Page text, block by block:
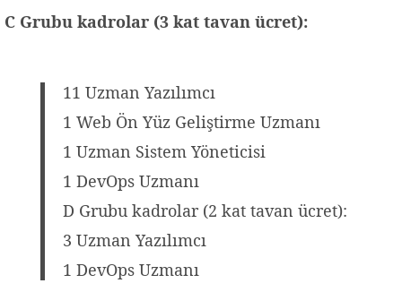
C Grubu kadrolar (3 kat tavan ücret):
11 Uzman Yazılımcı
1 Web Ön Yüz Geliştirme Uzmanı
1 Uzman Sistem Yöneticisi
1 DevOps Uzmanı
D Grubu kadrolar (2 kat tavan ücret):
3 Uzman Yazılımcı
1 DevOps Uzmanı